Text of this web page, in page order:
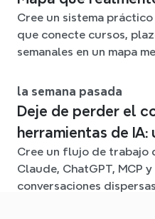
día
Cree un sistema
que conecte cursos,
semanales en un mapa
la semana pasada
Deje de perder el
herramientas de
conectado con
Cree un flujo de trabajo
Claude, ChatGPT, MCP
conversaciones